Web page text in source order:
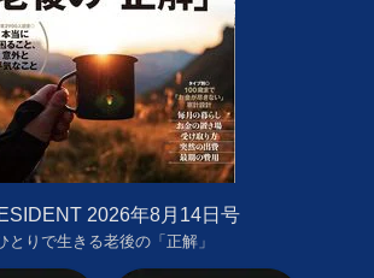
2026年8月14日号
とりで生きる老後の「正解」